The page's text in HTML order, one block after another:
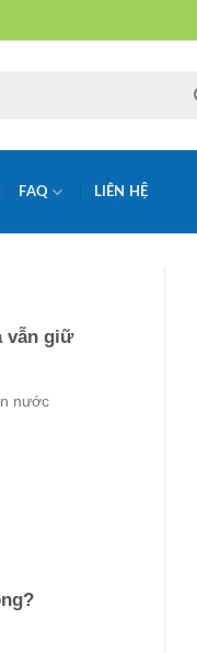
FAQ LIÊN HỆ
vẫn giữ
nước